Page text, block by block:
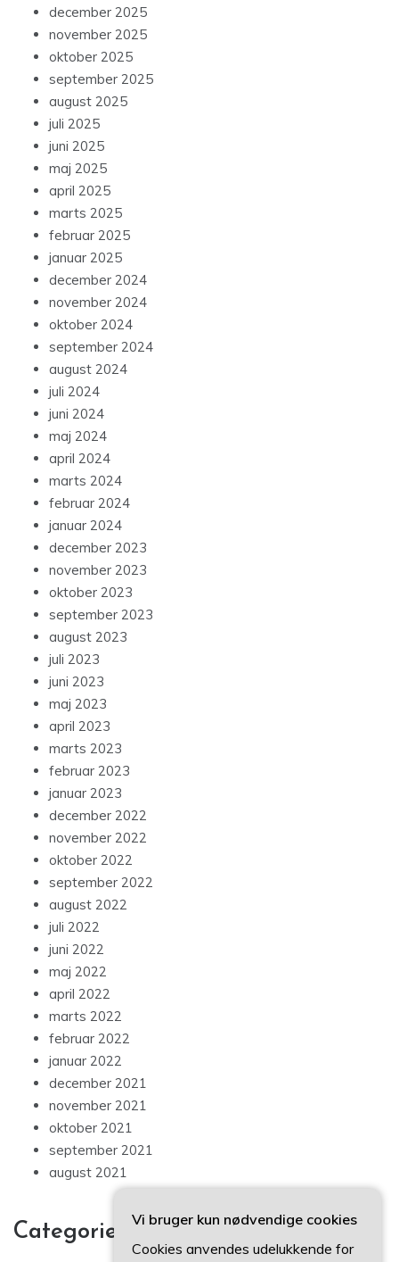
december 2025
november 2025
oktober 2025
september 2025
august 2025
juli 2025
juni 2025
maj 2025
april 2025
marts 2025
februar 2025
januar 2025
december 2024
november 2024
oktober 2024
september 2024
august 2024
juli 2024
juni 2024
maj 2024
april 2024
marts 2024
februar 2024
januar 2024
december 2023
november 2023
oktober 2023
september 2023
august 2023
juli 2023
juni 2023
maj 2023
april 2023
marts 2023
februar 2023
januar 2023
december 2022
november 2022
oktober 2022
september 2022
august 2022
juli 2022
juni 2022
maj 2022
april 2022
marts 2022
februar 2022
januar 2022
december 2021
november 2021
oktober 2021
september 2021
august 2021
Categories
Vi bruger kun nødvendige cookies
Cookies anvendes udelukkende for